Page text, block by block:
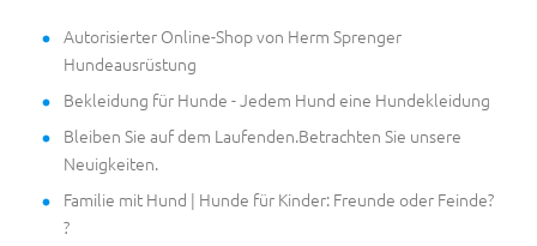
Autorisierter Online-Shop von Herm Sprenger
Hundeausrüstung
Bekleidung für Hunde - Jedem Hund eine Hundekleidung
Bleiben Sie auf dem Laufenden.Betrachten Sie unsere
Neuigkeiten.
Familie mit Hund | Hunde für Kinder: Freunde oder Feinde?
?